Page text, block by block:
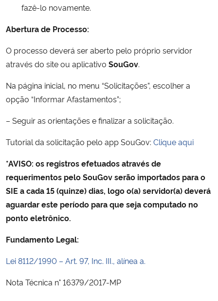
Secretaria-Geral
Gabinete de Segurança Institucional
Advocacia-Geral da União
Planalto
fazê-lo novamente.
Abertura de Processo:
O processo deverá ser aberto pelo próprio servidor
através do site ou aplicativo SouGov.
Na página inicial, no menu “Solicitações”, escolher a
opção “Informar Afastamentos”;
– Seguir as orientações e finalizar a solicitação.
Tutorial da solicitação pelo app SouGov: Clique aqui
*AVISO: os registros efetuados através de
requerimentos pelo SouGov serão importados para o
SIE a cada 15 (quinze) dias, logo o(a) servidor(a) deverá
aguardar este período para que seja computado no
ponto eletrônico.
Fundamento Legal:
Lei 8112/1990 – Art. 97, Inc. III., alínea a.
Nota Técnica n° 16379/2017-MP